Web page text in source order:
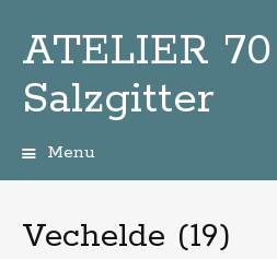
ATELIER 70
Salzgitter
Menu
Vechelde (19)